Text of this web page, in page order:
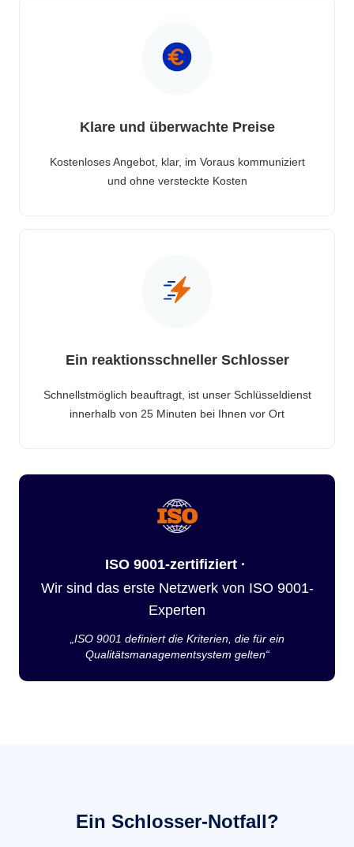
Klare und überwachte Preise
Kostenloses Angebot, klar, im Voraus kommuniziert
und ohne versteckte Kosten
Ein reaktionsschneller Schlosser
Schnellstmöglich beauftragt, ist unser Schlüsseldienst
innerhalb von 25 Minuten bei Ihnen vor Ort
ISO 9001-zertifiziert ·
Wir sind das erste Netzwerk von ISO 9001-
Experten
„ISO 9001 definiert die Kriterien, die für ein
Qualitätsmanagementsystem gelten“
Ein Schlosser-Notfall?